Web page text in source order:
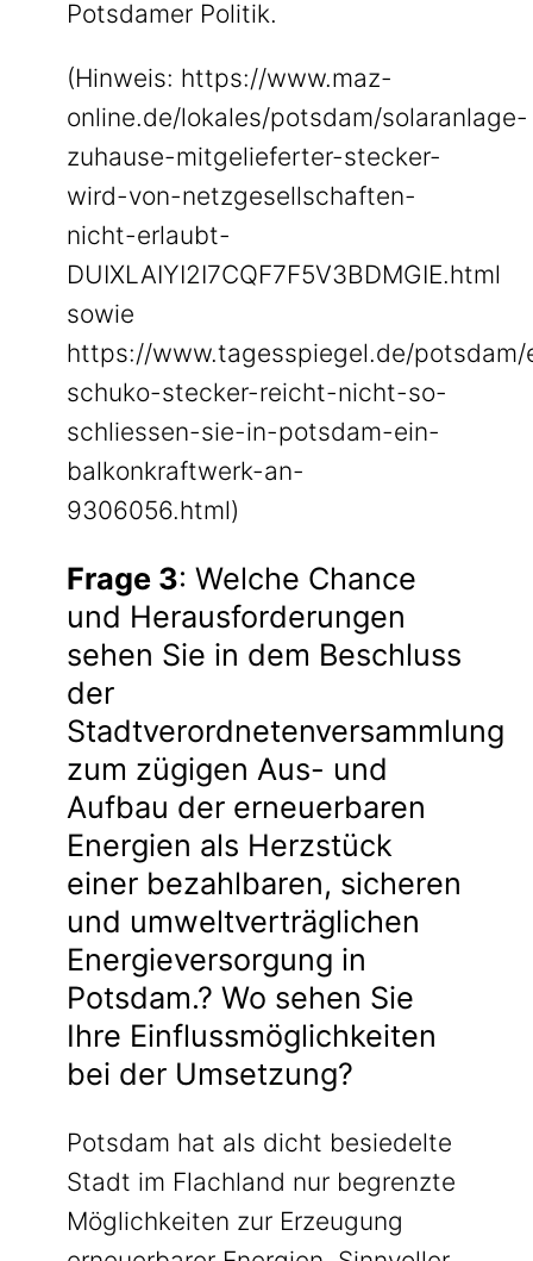
Potsdamer Politik.
(Hinweis: https://www.maz-
online.de/lokales/potsdam/solaranlage-
zuhause-mitgelieferter-stecker-
wird-von-netzgesellschaften-
nicht-erlaubt-
DUIXLAIYI2I7CQF7F5V3BDMGIE.html
sowie
https://www.tagesspiegel.de/potsdam/
schuko-stecker-reicht-nicht-so-
schliessen-sie-in-potsdam-ein-
balkonkraftwerk-an-
9306056.html)
Frage 3: Welche Chance
und Herausforderungen
sehen Sie in dem Beschluss
der
Stadtverordnetenversammlung
zum zügigen Aus- und
Aufbau der erneuerbaren
Energien als Herzstück
einer bezahlbaren, sicheren
und umweltverträglichen
Energieversorgung in
Potsdam.? Wo sehen Sie
Ihre Einflussmöglichkeiten
bei der Umsetzung?
Potsdam hat als dicht besiedelte
Stadt im Flachland nur begrenzte
Möglichkeiten zur Erzeugung